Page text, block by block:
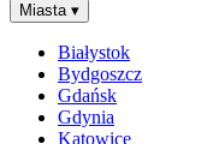
Miasta ▾
Białystok
Bydgoszcz
Gdańsk
Gdynia
Katowice